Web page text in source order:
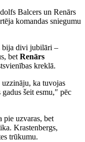
Balcers un Renārs
komandas sniegumu
bija divi jubilāri –
bet Renārs
kreklā.
ka tuvojas
šeit esmu,″ pēc
pie uzvaras, bet
Krastenbergs,
trūkumu.